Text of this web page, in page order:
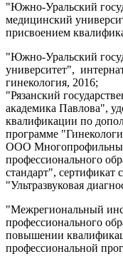
"Южно-Уральский
медицинский
присвоением
"Южно-Уральский
университет",
гинекология, 2016;
"Рязанский
академика Павлова",
квалификации по
программе
ООО
профессионального
стандарт", сертификат
"Ультразвуковая
"Межрегиональный
профессионального
повышении
профессиональной